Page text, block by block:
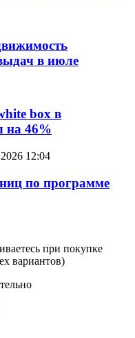
в июле
box в
на 46%
12:04
по программе
при покупке
вариантов)